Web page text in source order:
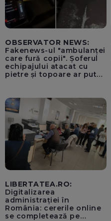
OBSERVATOR NEWS:
Fakenews-ul "ambulanței
care fură copii". Șoferul
echipajului atacat cu
pietre și topoare ar putea
LIBERTATEA.RO:
Digitalizarea
administrației în
România: cererile online
se completează pe